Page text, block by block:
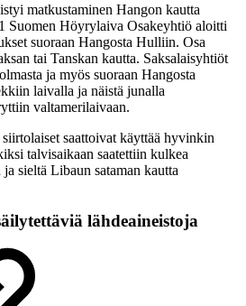
matkustaminen Hangon kautta
Suomen Höyrylaiva Osakeyhtiö aloitti
suoraan Hangosta Hulliin. Osa
tai Tanskan kautta. Saksalaisyhtiöt
ja myös suoraan Hangosta
laivalla ja näistä junalla
valtamerilaivaan.
saattoivat käyttää hyvinkin
talvisaikaan saatettiin kulkea
sieltä Libaun sataman kautta
lähdeaineistoja